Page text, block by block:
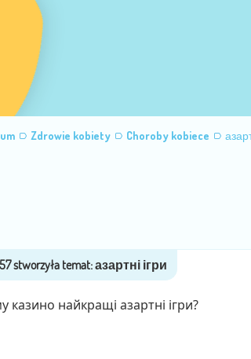
Zdrowie kobiety Choroby kobiece
казино найкращі азартні ігри?